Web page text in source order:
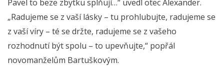
Pavel to beze zbytku splňují…“ uvedl otec Alexander.
„Radujeme se z vaší lásky – tu prohlubujte, radujeme se
z vaší víry – té se držte, radujeme se z vašeho
rozhodnutí být spolu – to upevňujte,“ popřál
novomanželům Bartuškovým.